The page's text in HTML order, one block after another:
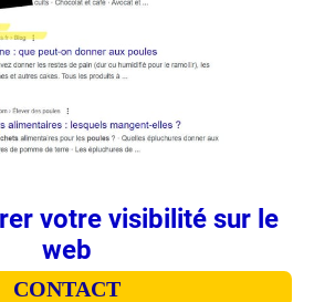
votre visibilité sur le
web
CONTACT